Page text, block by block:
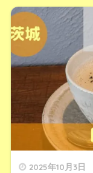
2025年10月3日